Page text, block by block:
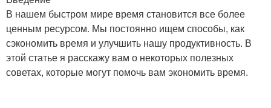
В нашем быстром мире время становится все более
ценным ресурсом. Мы постоянно ищем способы, как
сэкономить время и улучшить нашу продуктивность. В
этой статье я расскажу вам о некоторых полезных
советах, которые могут помочь вам экономить время.